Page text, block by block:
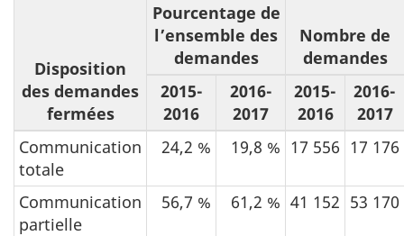
Disposition
des demandes
fermées
Pourcentage de
l’ensemble des
demandes
Nombre de
demandes
2015-
2016
2016-
2017
2015-
2016
2016-
2017
Communication
totale
24,2 % 19,8 % 17 556 17 176
Communication
partielle
56,7 % 61,2 % 41 152 53 170